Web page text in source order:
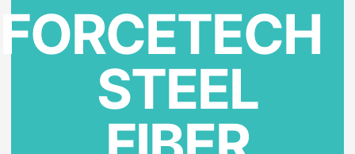
FORCETECH
STEEL